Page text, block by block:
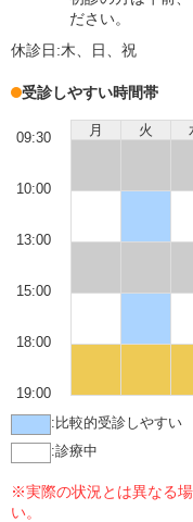
ださい。
休診日:木、日、祝
受診しやすい時間帯
月 火
09:30
10:00
13:00
15:00
18:00
19:00
: 比較的受診しやすい
:診療中
※実際の状況とは異なる
い。